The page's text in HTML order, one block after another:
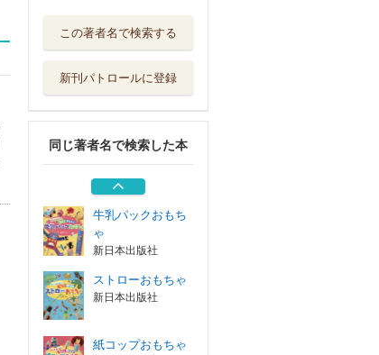
この著者名で検索する
新刊パトロールに登録
同じ著者名で検索した本
新日本出版社
作ってあそぶ！ま
マイルスタッフ
ゆらゆらくるくる
ゆれる・まわる...
新日本出版社
牛乳パックおもち
ゃ
新日本出版社
ストローおもちゃ
新日本出版社
紙コップおもちゃ